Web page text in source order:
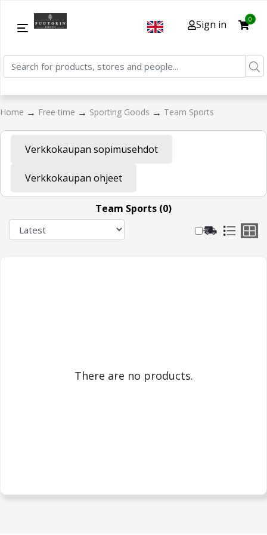
Sign in 0
Home → Free time → Sporting Goods → Team Sports
Verkkokaupan sopimusehdot
Verkkokaupan ohjeet
Team Sports (0)
There are no products.